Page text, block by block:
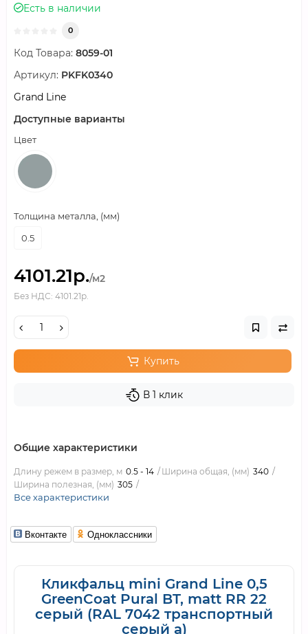
Есть в наличии
0
Код Товара: 8059-01
Артикул: PKFK0340
Grand Line
Доступные варианты
Цвет
Толщина металла, (мм)
0.5
4101.21р./м2
Без НДС: 4101.21р.
Купить
В 1 клик
Общие характеристики
Длину режем в размер, м 0.5 - 14 Ширина общая, (мм) 340
Ширина полезная, (мм) 305
Все характеристики
Вконтакте Одноклассники
Кликфальц mini Grand Line 0,5
GreenCoat Pural BT, matt RR 22
серый (RAL 7042 транспортный
серый a)